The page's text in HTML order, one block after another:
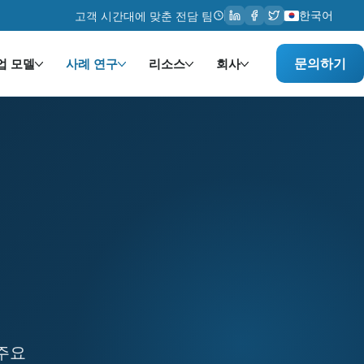
고객 시간대에 맞춘 전담 팀 한국어
모델 사례 연구 리소스 회사 문의하기
요